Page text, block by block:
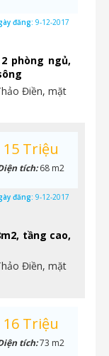
phòng ngủ,
Điền, mặt
đăng: 9-12-2017
tầng cao,
Điền, mặt
15 Triệu
tích:68 m2
đăng: 9-12-2017
16 Triệu
tích:73 m2